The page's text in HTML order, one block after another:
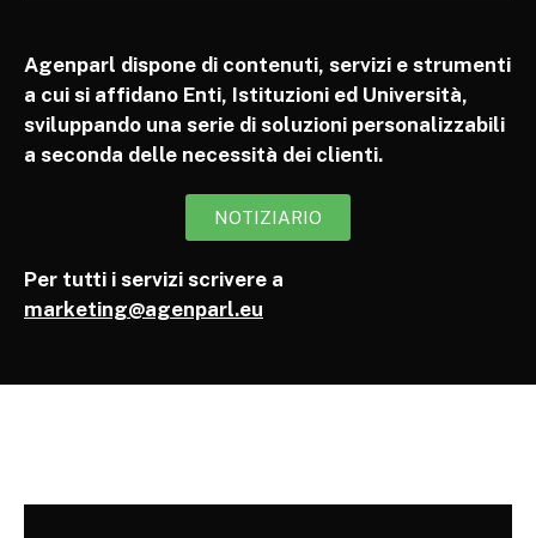
Agenparl dispone di contenuti, servizi e strumenti
a cui si affidano Enti, Istituzioni ed Università,
sviluppando una serie di soluzioni personalizzabili
a seconda delle necessità dei clienti.
NOTIZIARIO
Per tutti i servizi scrivere a
marketing@agenparl.eu